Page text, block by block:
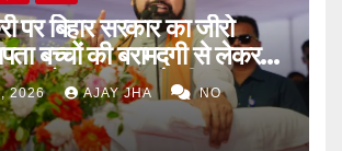
पर बिहार सरकार का जीरो
बच्चों की बरामदगी से लेकर
जोर: सम्राट चौधरी
2026 AJAY JHA NO